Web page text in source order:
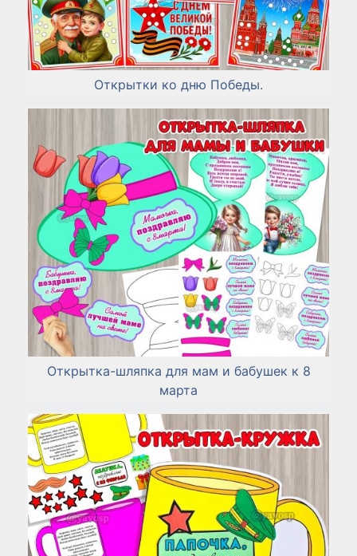
Открытки ко дню Победы.
Открытка-шляпка для мам и бабушек к 8
марта